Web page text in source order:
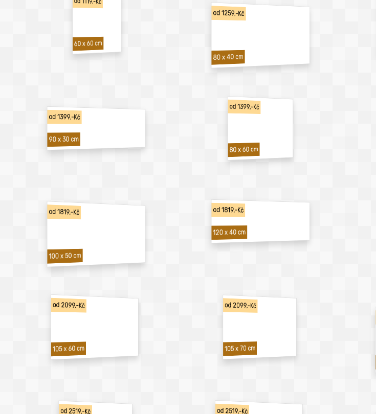
60 x 60 cm
od 1259,-Kč
80 x 40 cm
od 1399,-Kč
90 x 30 cm
od 1399,-Kč
80 x 60 cm
od 1819,-Kč
100 x 50 cm
od 1819,-Kč
120 x 40 cm
od 2099,-Kč
105 x 60 cm
od 2099,-Kč
105 x 70 cm
od 2519,-Kč od 2519,-Kč